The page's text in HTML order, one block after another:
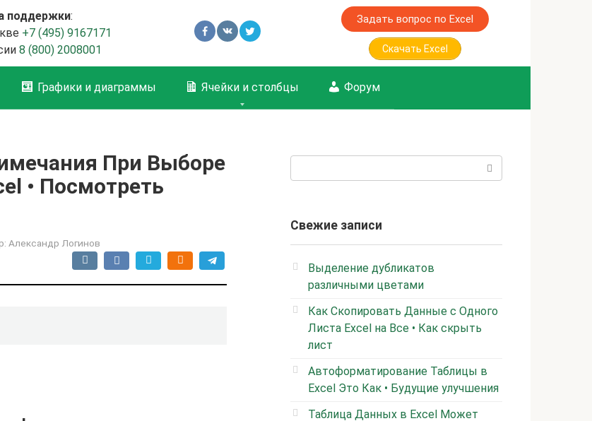
поддержки:
+7 (495) 9167171
8 (800) 2008001
Задать вопрос по Excel
Скачать Excel
Графики и диаграммы Ячейки и столбцы Форум
При Выборе
• Посмотреть
Александр Логинов
Свежие записи
Выделение дубликатов
различными цветами
Как Скопировать Данные с Одного
Листа Excel на Все • Как скрыть
лист
Автоформатирование Таблицы в
Excel Это Как • Будущие улучшения
Таблица Данных в Excel Может